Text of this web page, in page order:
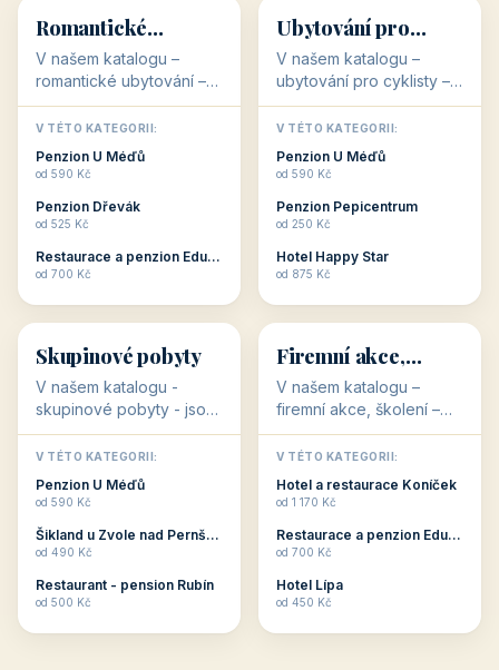
💕
Romantické
ubytování
V našem katalogu –
romantické ubytování –
jsou pro Vás připraveny
objekty, které svojí
stavbou, polohou anebo
zaměřením nabízí
Romantické ...
V TÉTO KATEGORII:
Penzion U Méďů
od 590 Kč
Penzion Dřevák
od 525 Kč
Restaurace a penzion Eduard
od 700 Kč
🚴 32 objektů
Ubytování pro
cyklisty
V našem katalogu –
ubytování pro cyklisty –
jsou pro Vás připraveny
objekty, které jsou na
milovníky cykloturistiky
připraveny. Většinou mají
V TÉTO KATEGORII:
Penzion U Méďů
od 590 Kč
Penzion Pepicentrum
od 250 Kč
Hotel Happy Star
od 875 Kč
👥
👥
32 objektů
Skupinové pobyty
V našem katalogu -
skupinové pobyty - jsou
pro Vás připraveny
objekty, které nabízí
ubytování skupin v
penzionech, hotelích a
Budete překva...
V TÉTO KATEGORII:
Penzion U Méďů
od 590 Kč
Šikland u Zvole nad Pernštejnem
od 490 Kč
Restaurant - pension Rubín
od 500 Kč
💼
💼
31 objektů
Firemní akce,
školení
V našem katalogu –
firemní akce, školení –
jsou pro Vás připraveny
objekty, které mají
zkušenosti pořádat i
menší firemní akce a
ob...
V TÉTO KATEGORII:
Hotel a restaurace Koníček
od 1 170 Kč
Restaurace a penzion Eduard
od 700 Kč
Hotel Lípa
od 450 Kč